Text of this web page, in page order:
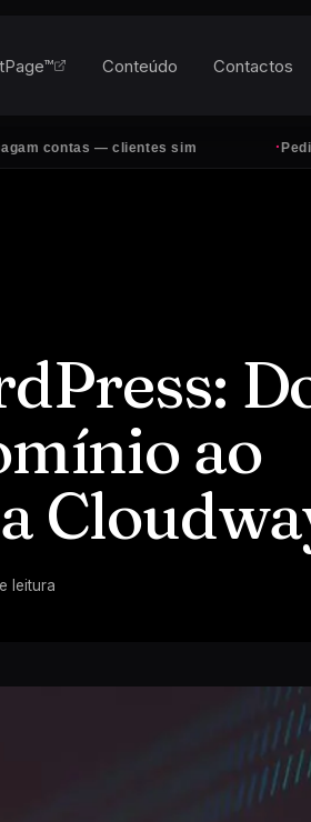
— clientes sim Pedidos
Conteúdo Contactos
ao
leitura